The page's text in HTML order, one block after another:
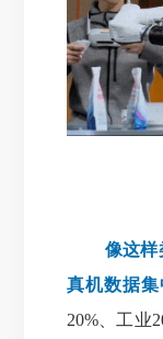
像这样类
真机数据集
20%、工业